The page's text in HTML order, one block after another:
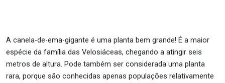
A canela-de-ema-gigante é uma planta bem grande! É a maior
espécie da família das Velosiáceas, chegando a atingir seis
metros de altura. Pode também ser considerada uma planta
rara, porque são conhecidas apenas populações relativamente